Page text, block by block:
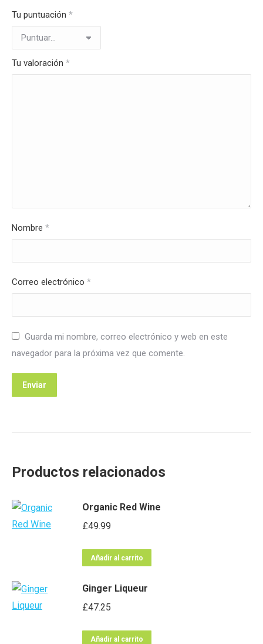
Tu puntuación *
Tu valoración *
Nombre *
Correo electrónico *
Guarda mi nombre, correo electrónico y web en este
navegador para la próxima vez que comente.
Productos relacionados
Organic Red Wine
£49.99
Añadir al carrito
Ginger Liqueur
£47.25
Añadir al carrito